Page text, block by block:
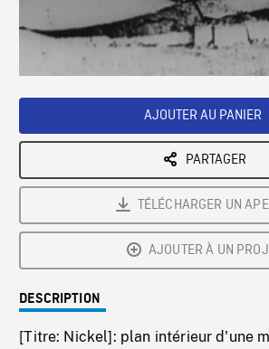
AJOUTER AU PANIER
PARTAGER
TÉLÉCHARGER UN
AJOUTER À UN
DESCRIPTION
[Titre: Nickel]: plan intérieur d'une